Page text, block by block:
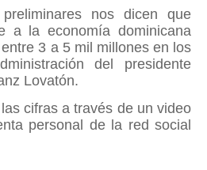
preliminares nos dicen que
a la economía dominicana
3 a 5 mil millones en los
del presidente
Lovatón.
cifras a través de un video
personal de la red social